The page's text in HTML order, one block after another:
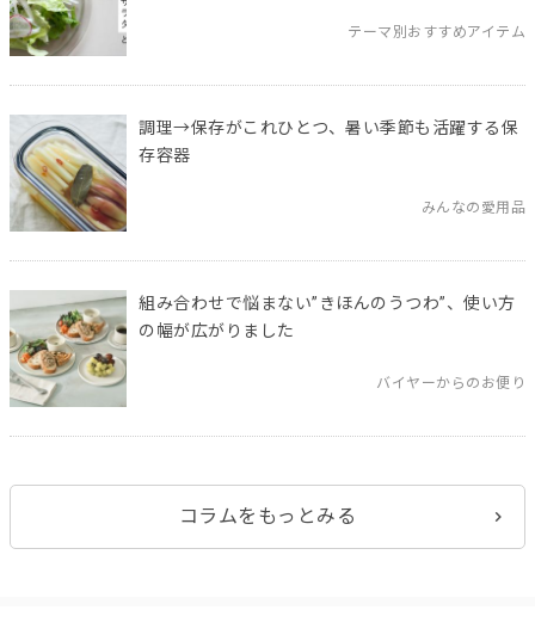
テーマ別おすすめアイテム
調理→保存がこれひとつ、暑い季節も活躍する保
存容器
みんなの愛用品
組み合わせで悩まない”きほんのうつわ”、使い方
の幅が広がりました
バイヤーからのお便り
コラムをもっとみる